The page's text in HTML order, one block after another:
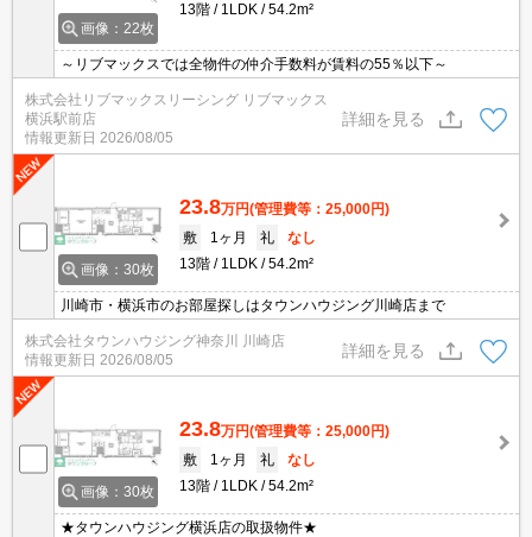
画像：22枚
13階
1LDK 54.2m²
～リブマックスでは全物件の仲介手数料が賃料の55％以下～
株式会社リブマックスリーシング リブマックス
横浜駅前店
情報更新日 2026/08/05
詳細を見る
画像：30枚
23.8万円(管理費等：25,000円)
敷
1ヶ月 礼
なし
13階
1LDK 54.2m²
川崎市・横浜市のお部屋探しはタウンハウジング川崎店まで
株式会社タウンハウジング神奈川 川崎店
情報更新日 2026/08/05
詳細を見る
画像：30枚
23.8万円(管理費等：25,000円)
敷
1ヶ月 礼
なし
13階
1LDK 54.2m²
★タウンハウジング横浜店の取扱物件★